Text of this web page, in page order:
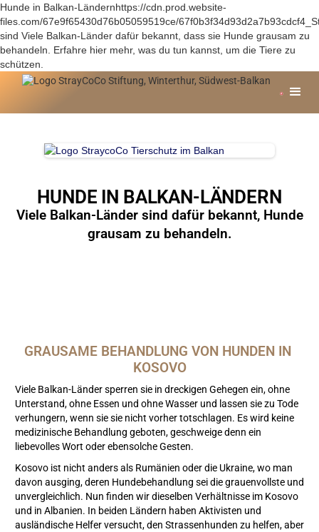
Hunde in Balkan-Ländernhttps://cdn.prod.website-
files.com/67e9f65430d76b05059519ce/
sind Viele Balkan-Länder dafür bekannt, dass sie Hunde grausam zu
behandeln. Erfahre hier mehr, was du tun kannst, um die Tiere zu
schützen.
HUNDE IN BALKAN-LÄNDERN
Viele Balkan-Länder sind dafür bekannt, Hunde
grausam zu behandeln.
GRAUSAME BEHANDLUNG VON HUNDEN IN
KOSOVO
Viele Balkan-Länder sperren sie in dreckigen Gehegen ein, ohne
Unterstand, ohne Essen und ohne Wasser und lassen sie zu Tode
verhungern, wenn sie sie nicht vorher totschlagen. Es wird keine
medizinische Behandlung geboten, geschweige denn ein
liebevolles Wort oder ebensolche Gesten.
Kosovo ist nicht anders als Rumänien oder die Ukraine, wo man
davon ausging, deren Hundebehandlung sei die grauenvollste und
unvergleichlich. Nun finden wir dieselben Verhältnisse im Kosovo
und in Albanien. In beiden Ländern haben Aktivisten und
ausländische Helfer versucht, den Strassenhunden zu helfen, aber